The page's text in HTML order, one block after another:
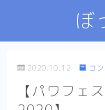
ぼ
2020.10.12 コ
【パワフェ